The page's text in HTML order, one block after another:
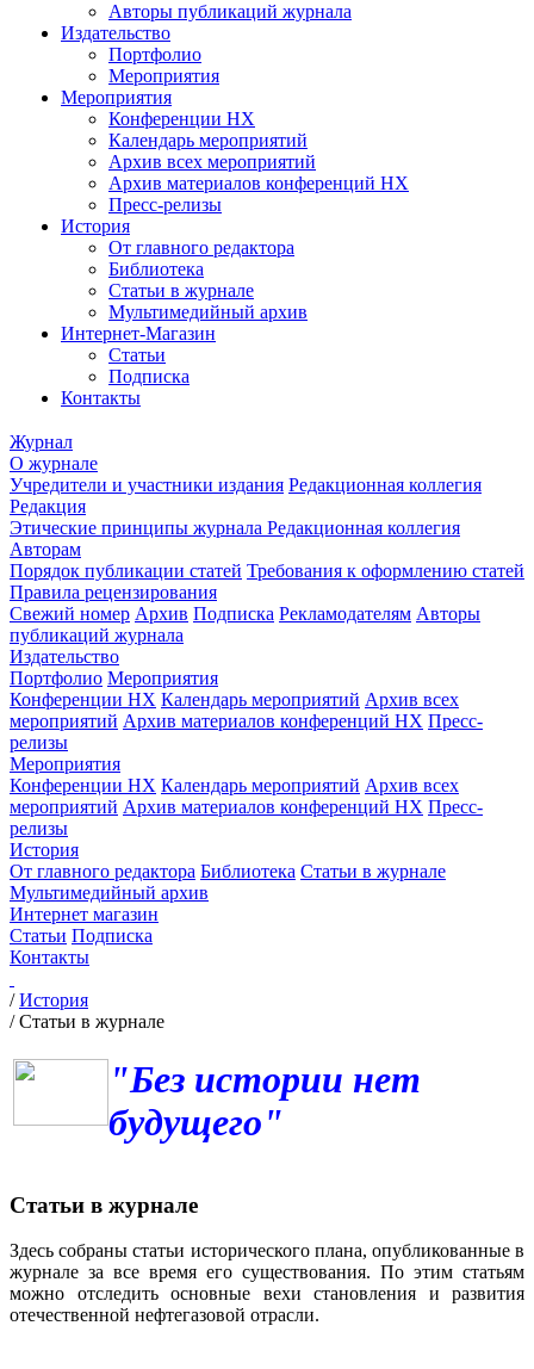
Авторы публикаций журнала
Издательство
Портфолио
Мероприятия
Мероприятия
Конференции НХ
Календарь мероприятий
Архив всех мероприятий
Архив материалов конференций НХ
Пресс-релизы
История
От главного редактора
Библиотека
Статьи в журнале
Мультимедийный архив
Интернет-Магазин
Статьи
Подписка
Контакты
Журнал
О журнале
Учредители и участники издания Редакционная коллегия
Редакция
Этические принципы журнала Редакционная коллегия
Авторам
Порядок публикации статей Требования к оформлению статей
Правила рецензирования
Свежий номер Архив Подписка Рекламодателям Авторы
публикаций журнала
Издательство
Портфолио Мероприятия
Конференции НХ Календарь мероприятий Архив всех
мероприятий Архив материалов конференций НХ Пресс-
релизы
Мероприятия
Конференции НХ Календарь мероприятий Архив всех
мероприятий Архив материалов конференций НХ Пресс-
релизы
История
От главного редактора Библиотека Статьи в журнале
Мультимедийный архив
Интернет магазин
Статьи Подписка
Контакты
/История
/Статьи в журнале
"Без истории нет
будущего"
Статьи в журнале
Здесь собраны статьи исторического плана, опубликованные в
журнале за все время его существования. По этим статьям
можно отследить основные вехи становления и развития
отечественной нефтегазовой отрасли.